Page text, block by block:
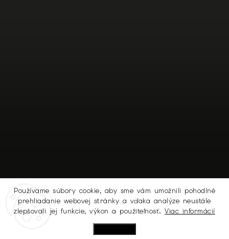
Používame súbory cookie, aby sme vám umožnili pohodlné
prehliadanie webovej stránky a vďaka analýze neustále
zlepšovali jej funkcie, výkon a použiteľnosť.Viac informácií
Sledovať na Instagrame